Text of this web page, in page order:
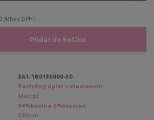
Kčbez DPH
Přidat do košíku
3A1-1B01E0000-50
Bavlněný úplet s elastanem
Metráž
94%bavlna 6%elastan
180cm